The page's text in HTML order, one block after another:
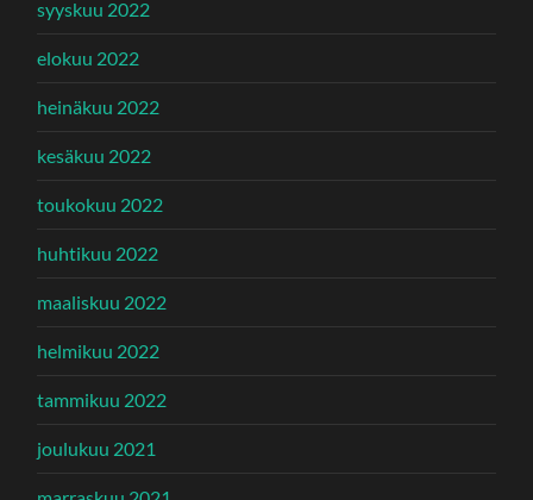
syyskuu 2022
elokuu 2022
heinäkuu 2022
kesäkuu 2022
toukokuu 2022
huhtikuu 2022
maaliskuu 2022
helmikuu 2022
tammikuu 2022
joulukuu 2021